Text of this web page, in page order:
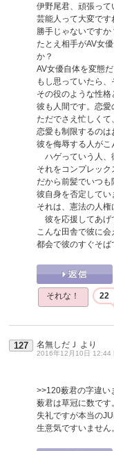
伊野尾君、頑張って
芸能人って大変で
勝手じゃないですか
たとえ相手がAV女
か？
AV女優自体を変態
もし思っていたら
その役のような性格
彼も人間です。恋愛
ただでさえ忙しく
恋愛も制限するのは
彼を侮辱する人がこ
ハゲっていう人、
それをコンプレック
だから前髪でいつ
彼自身を否定してい
それは、憲法の人権
彼を応援してあげ
こんな田舎で彼に会
都会で彼のすぐそば
それな！ 22
127 名無しだＪ より
2016年12月10日 12:44
>>120薮君の字違い
薮君は草冠に数で
失礼ですが本当の
生意気ですいません。